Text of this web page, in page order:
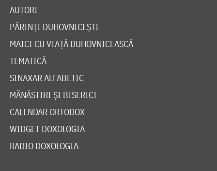
AUTORI
PĂRINȚI DUHOVNICEȘTI
MAICI CU VIAȚĂ DUHOVNICEASCĂ
TEMATICĂ
SINAXAR ALFABETIC
MĂNĂSTIRI ȘI BISERICI
CALENDAR ORTODOX
WIDGET DOXOLOGIA
RADIO DOXOLOGIA